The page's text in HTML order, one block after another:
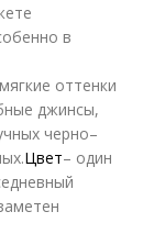
в
оттенки
джинсы,
черно–
Цвет– один